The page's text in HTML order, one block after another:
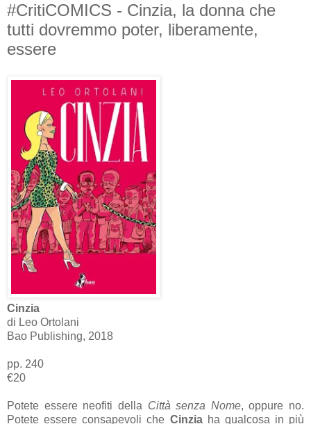
#CritiCOMICS - Cinzia, la donna che
tutti dovremmo poter, liberamente,
essere
Cinzia
di Leo Ortolani
Bao Publishing, 2018
pp. 240
€20
Potete essere neofiti della Città senza Nome, oppure no.
Potete essere consapevoli che Cinzia ha qualcosa in più